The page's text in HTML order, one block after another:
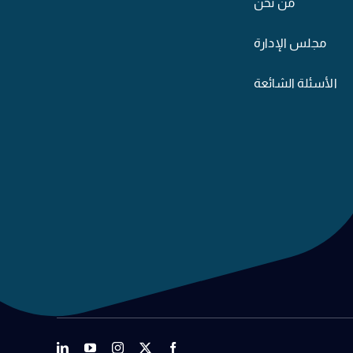
مجلس الإدارة
الأسئلة الشائعة